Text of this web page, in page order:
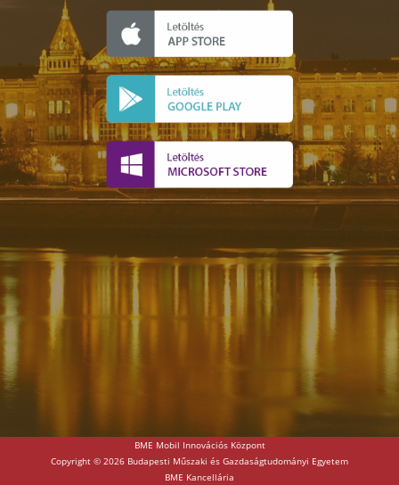
BME Mobil Innovációs Központ
Copyright © 2026 Budapesti Műszaki és Gazdaságtudományi Egyetem
BME Kancellária